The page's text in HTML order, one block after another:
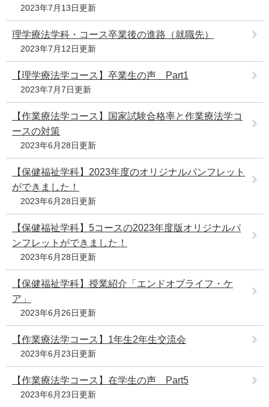
2023年7月13日更新
理学療法学科・コース卒業後の進路（就職先）
2023年7月12日更新
【理学療法学コース】卒業生の声 Part1
2023年7月7日更新
【作業療法学コース】国家試験合格率と作業療法学コ
ースの対策
2023年6月28日更新
【保健福祉学科】2023年度のオリジナルパンフレット
ができました！
2023年6月28日更新
【保健福祉学科】5コースの2023年度版オリジナルパ
ンフレットができました！
2023年6月28日更新
【保健福祉学科】授業紹介「エンドオブライフ・ケ
ア」
2023年6月26日更新
【作業療法学コース】1年生2年生交流会
2023年6月23日更新
【作業療法学コース】在学生の声 Part5
2023年6月23日更新